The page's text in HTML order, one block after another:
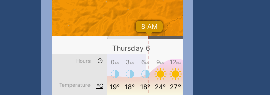
#PipIvanToday ...
pimrec_project